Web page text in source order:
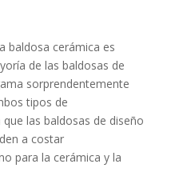
baldosa cerámica es
de las baldosas de
sorprendentemente
tipos de
las baldosas de diseño
a costar
para la cerámica y la